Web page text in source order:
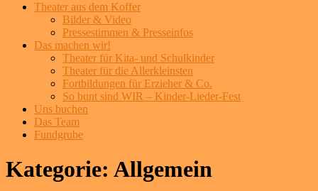
Theater aus dem Koffer
Bilder & Video
Pressestimmen & Presseinfos
Das machen wir!
Theater für Kita- und Schulkinder
Theater für die Allerkleinsten
Fortbildungen für Erzieher & Co.
So bunt sind WIR – Kinder-Lieder-Fest
Uns buchen
Das Team
Fundgrube
Zum
Inhalt
Kategorie: Allgemein